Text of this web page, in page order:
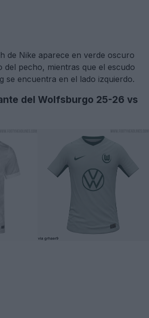
de Nike aparece en verde oscuro
del pecho, mientras que el escudo
se encuentra en el lado izquierdo.
del Wolfsburgo 25-26 vs